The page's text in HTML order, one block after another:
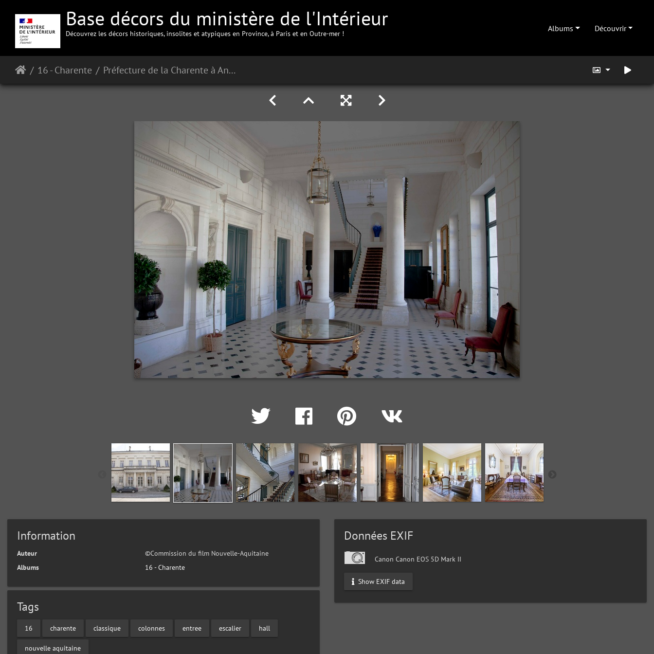
Base décors du ministère de l'Intérieur
Découvrez les décors historiques, insolites et atypiques en Province, à Paris et en Outre-mer !
Albums Découvrir
16 - Charente Préfecture de la Charente à Angoulême
Information
Auteur
©Commission du film Nouvelle-Aquitaine
Albums
16 - Charente
Tags
16 charente classique colonnes entree escalier hall
nouvelle aquitaine
Données EXIF
Canon Canon EOS 5D Mark II
Show EXIF data